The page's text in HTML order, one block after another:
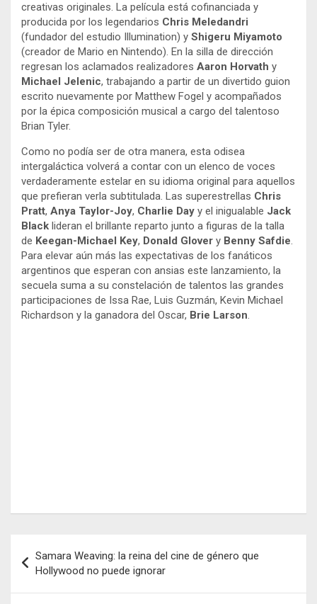
creativas originales. La película está cofinanciada y
producida por los legendarios Chris Meledandri
(fundador del estudio Illumination) y Shigeru Miyamoto
(creador de Mario en Nintendo). En la silla de dirección
regresan los aclamados realizadores Aaron Horvath y
Michael Jelenic, trabajando a partir de un divertido guion
escrito nuevamente por Matthew Fogel y acompañados
por la épica composición musical a cargo del talentoso
Brian Tyler.
Como no podía ser de otra manera, esta odisea
intergaláctica volverá a contar con un elenco de voces
verdaderamente estelar en su idioma original para aquellos
que prefieran verla subtitulada. Las superestrellas Chris
Pratt, Anya Taylor-Joy, Charlie Day y el inigualable Jack
Black lideran el brillante reparto junto a figuras de la talla
de Keegan-Michael Key, Donald Glover y Benny Safdie.
Para elevar aún más las expectativas de los fanáticos
argentinos que esperan con ansias este lanzamiento, la
secuela suma a su constelación de talentos las grandes
participaciones de Issa Rae, Luis Guzmán, Kevin Michael
Richardson y la ganadora del Oscar, Brie Larson.
de
entradas
Samara Weaving: la reina del cine de género que
Hollywood no puede ignorar